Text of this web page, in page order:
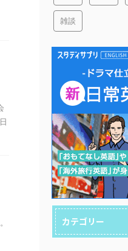
雑談
カテゴリー